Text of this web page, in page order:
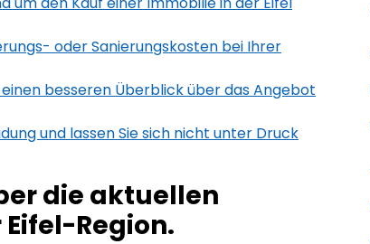
oder Sanierungskosten bei Ihrer
besseren Überblick über das Angebot
und lassen Sie sich nicht unter Druck
die aktuellen
Region.